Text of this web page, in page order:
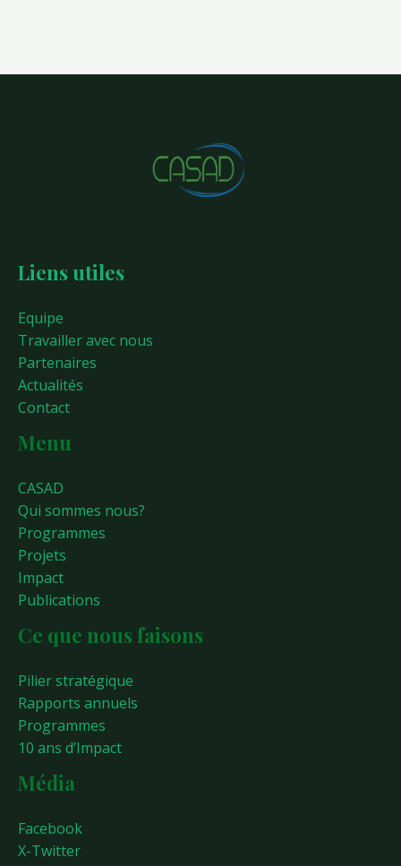
Liens utiles
Equipe
Travailler avec nous
Partenaires
Actualités
Contact
Menu
CASAD
Qui sommes nous?
Programmes
Projets
Impact
Publications
Ce que nous faisons
Pilier stratégique
Rapports annuels
Programmes
10 ans d’Impact
Média
Facebook
X-Twitter